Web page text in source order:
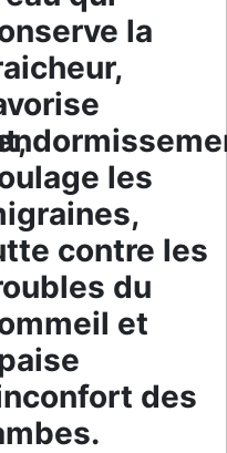
la
les
contre les
du
et
des